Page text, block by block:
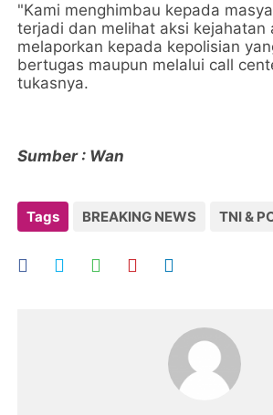
"Kami menghimbau kepada
terjadi dan melihat aksi kejahatan
melaporkan kepada kepolisian
bertugas maupun melalui call
tukasnya.
Sumber : Wan
Tags BREAKING NEWS TNI &